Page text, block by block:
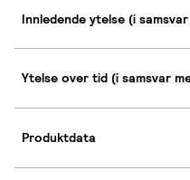
Innledende ytelse (i samsvar
Ytelse over tid (i samsvar
Produktdata